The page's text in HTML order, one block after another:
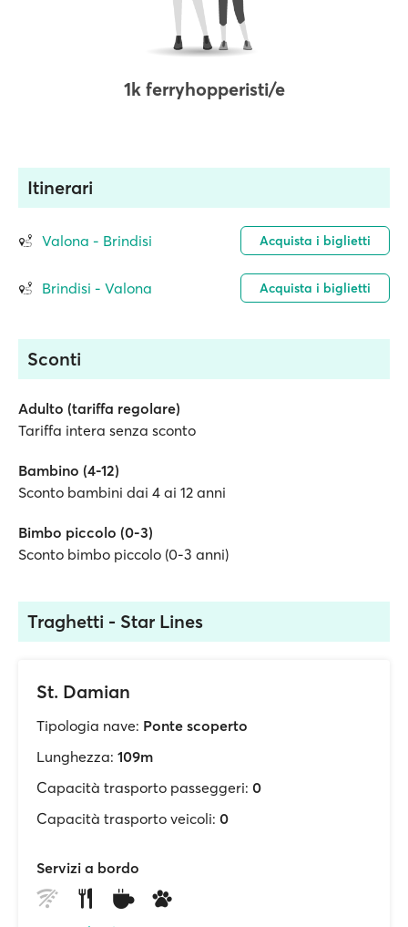
1k ferryhopperisti/e
Itinerari
Valona - Brindisi Acquista i biglietti
Brindisi - Valona Acquista i biglietti
Sconti
Adulto (tariffa regolare)
Tariffa intera senza sconto
Bambino (4-12)
Sconto bambini dai 4 ai 12 anni
Bimbo piccolo (0-3)
Sconto bimbo piccolo (0-3 anni)
Traghetti - Star Lines
St. Damian
Tipologia nave: Ponte scoperto
Lunghezza: 109m
Capacità trasporto passeggeri: 0
Capacità trasporto veicoli: 0
Servizi a bordo